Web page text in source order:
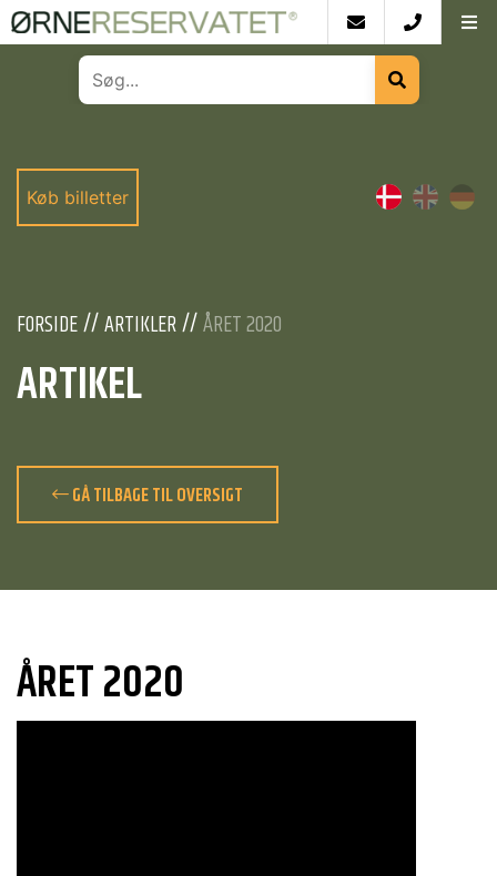
Køb billetter
FORSIDE ARTIKLER ÅRET 2020
ARTIKEL
GÅ TILBAGE TIL OVERSIGT
ÅRET 2020